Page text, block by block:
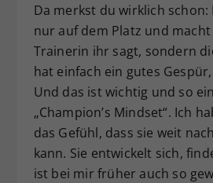
Da merkst du wirklich
nur auf dem Platz und macht
Trainerin ihr sagt, sondern
hat einfach ein gutes
Und das ist wichtig und so
„Champion’s Mindset“. Ich
das Gefühl, dass sie weit
kann. Sie entwickelt sich,
ist bei mir früher auch so